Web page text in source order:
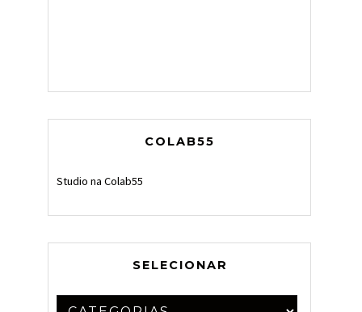
COLAB55
Studio na Colab55
SELECIONAR